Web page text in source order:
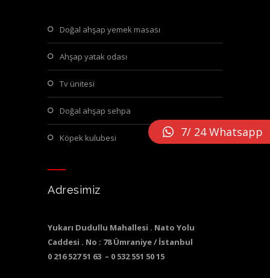
doğal ahşap yemek masası
ahşap yatak odası
tv ünitesi
doğal ahşap sehpa
köpek kulubesi
Adresimiz
Yukarı Dudullu Mahallesi . Nato Yolu
Caddesi . No : 78 Ümraniye / İstanbul
0 216 527 51 63 – 0 532 551 50 15
7/ 24 Whatsapp